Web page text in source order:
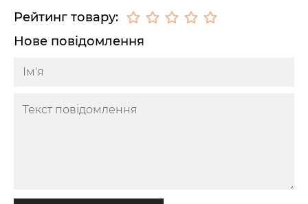
Рейтинг товару:
Нове повідомлення